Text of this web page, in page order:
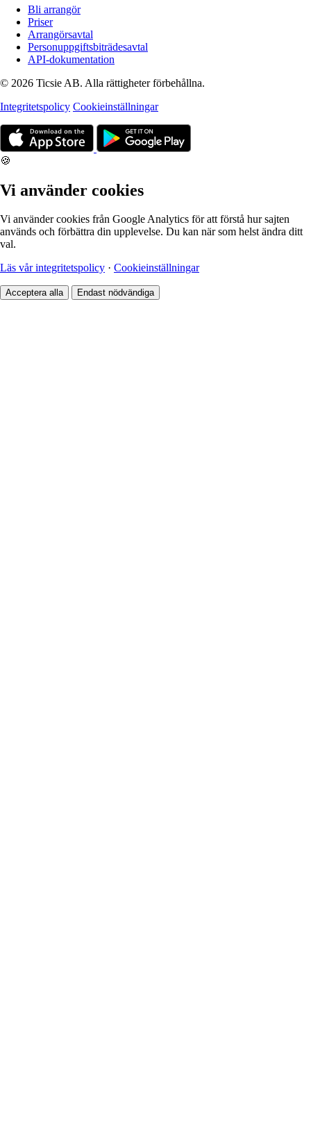
Bli arrangör
Priser
Arrangörsavtal
Personuppgiftsbiträdesavtal
API-dokumentation
© 2026 Ticsie AB. Alla rättigheter förbehållna.
Integritetspolicy Cookieinställningar
🍪
Vi använder cookies
Vi använder cookies från Google Analytics för att förstå hur sajten
används och förbättra din upplevelse. Du kan när som helst ändra ditt
val.
Läs vår integritetspolicy · Cookieinställningar
Acceptera alla Endast nödvändiga